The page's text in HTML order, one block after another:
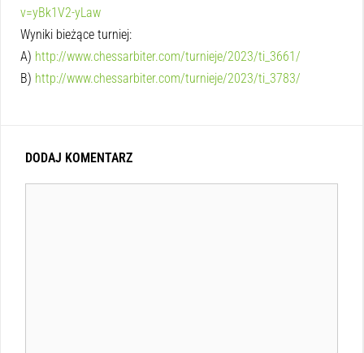
v=yBk1V2-yLaw
Wyniki bieżące turniej:
A) http://www.chessarbiter.com/turnieje/2023/ti_3661/
B) http://www.chessarbiter.com/turnieje/2023/ti_3783/
DODAJ KOMENTARZ